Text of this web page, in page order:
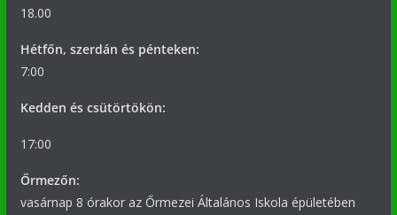
18.00
Hétfőn, szerdán és pénteken:
7:00
Kedden és csütörtökön:
17:00
Őrmezőn:
vasárnap 8 órakor az Őrmezei Általános Iskola épületében